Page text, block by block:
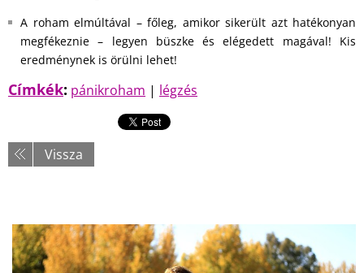
A roham elmúltával – főleg, amikor sikerült azt hatékonyan
megfékeznie – legyen büszke és elégedett magával! Kis
eredménynek is örülni lehet!
Címkék: pánikroham | légzés
Vissza